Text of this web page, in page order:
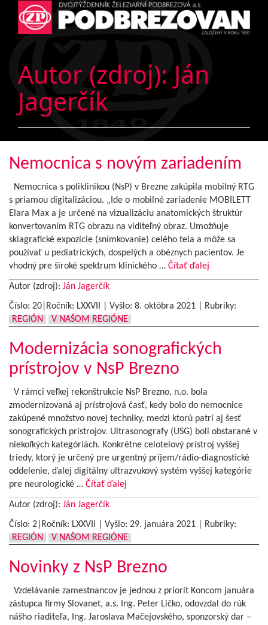
Autor (zdroj): Ján
Jagerčík
Nemocnica s novým zariadením
Nemocnica s poliklinikou (NsP) v Brezne zakúpila mobilný RTG
s priamou digitalizáciou. „Ide o mobilné zariadenie MOBILETT
Elara Max a je určené na vizualizáciu anatomických štruktúr
konvertovaním RTG obrazu na viditeľný obraz. Umožňuje
skiagrafické expozície (snímkovanie) celého tela a môže sa
používať u pediatrických, dospelých a obéznych pacientov. Je
vhodný pre široké spektrum klinického … Čítať ďalej
Autor (zdroj): Ján Jagerčík
Číslo: 20|Ročník: LXXVII | Vyšlo: 8. októbra 2021
Rubriky:
REGIÓN
V NAŠOM REGIÓNE
Modernizácia sonografických
prístrojov v NsP Brezno
V rámci veľkej rekonštrukcie NsP Brezno, n.o. bola
zmodernizovaná aj prístrojová časť, kedy bolo do nemocnice
zakúpené množstvo novej techniky, medzi ktorú patrí aj šesť
sonografických prístrojov. Ultrasonografy (USG) boli obstarané v
niekoľkých kategóriách. Konkrétne celotelový prístroj vyššej
triedy, ktorý je určený pre urgentný príjem/rádio-diagnostické
oddelenie, ďalej digitálny ultrazvukový systém vyššej kategórie
pre neurologické … Čítať ďalej
Autor (zdroj): Ján Jagerčík
Číslo: 2|Ročník: LXXVII | Vyšlo: 29. januára 2021
Rubriky:
REGIÓN
V NAŠOM REGIÓNE
Novinky z NsP Brezno
Vzdelávanie zamestnancov je jednou z priorít Koncom januára
zástupca firmy Slovanet, a.s. Ing. Peter Ličko, odovzdal do rúk
nášho riaditeľa, Ing. Jaroslava Mačejovského, sponzorský dar –